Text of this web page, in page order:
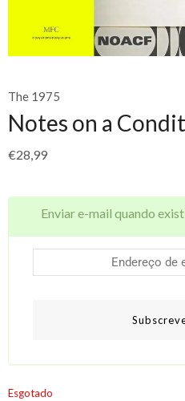
The 1975
Notes on a
€28,99
Enviar e-mail quando
Esgotado